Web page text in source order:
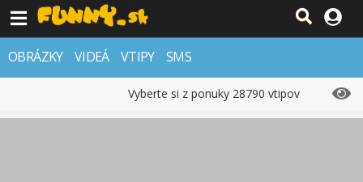
OBRÁZKY VIDEÁ VTIPY SMS
Vyberte si z ponuky 28790 vtipov